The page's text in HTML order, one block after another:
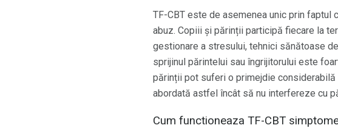
TF-CBT este de asemenea unic prin
abuz. Copiii și părinții participă fiecare la
gestionare a stresului, tehnici sănătoase
sprijinul părintelui sau îngrijitorului este
părinții pot suferi o primejdie considerabilă
abordată astfel încât să nu interfereze cu
Cum functioneaza TF-CBT